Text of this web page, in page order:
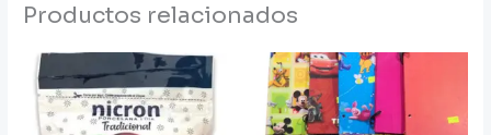
Productos relacionados